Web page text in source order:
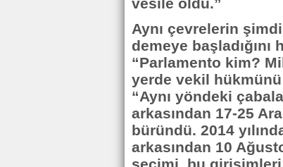
vesile oldu.”
Aynı çevrelerin
demeye
“Parlamento kim?
yerde vekil
“Aynı yöndeki
arkasından 17-25
büründü. 2014
arkasından 10